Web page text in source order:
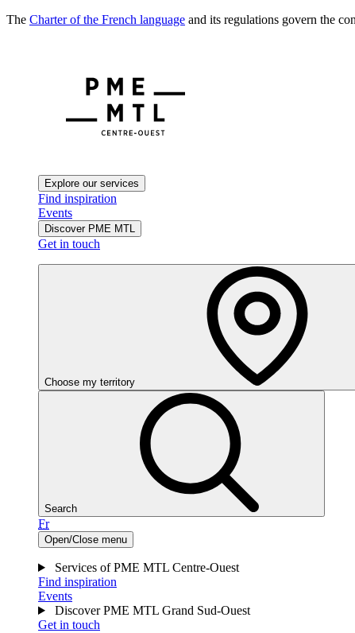
The Charter of the French language and its regulations govern the
Explore our services
Find inspiration
Events
Discover PME MTL
Get in touch
Choose my territory
Search
Fr
Open/Close menu
Services of PME MTL Centre-Ouest
Find inspiration
Events
Discover PME MTL Grand Sud-Ouest
Get in touch